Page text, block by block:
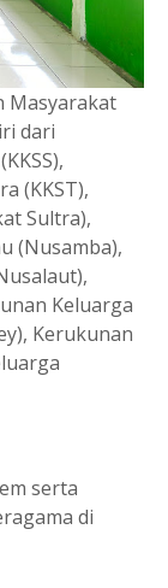
Masyarakat
dari
(KKST),
Sultra),
(Nusamba),
Keluarga
Kerukunan
serta
di